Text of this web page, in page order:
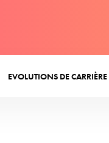
EVOLUTIONS DE CARRIÈRE